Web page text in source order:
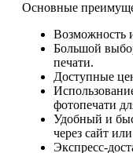
Основные
Возможность
Большой
печати.
Доступные
фотопечати
Удобный и
через сайт
Экспресс-